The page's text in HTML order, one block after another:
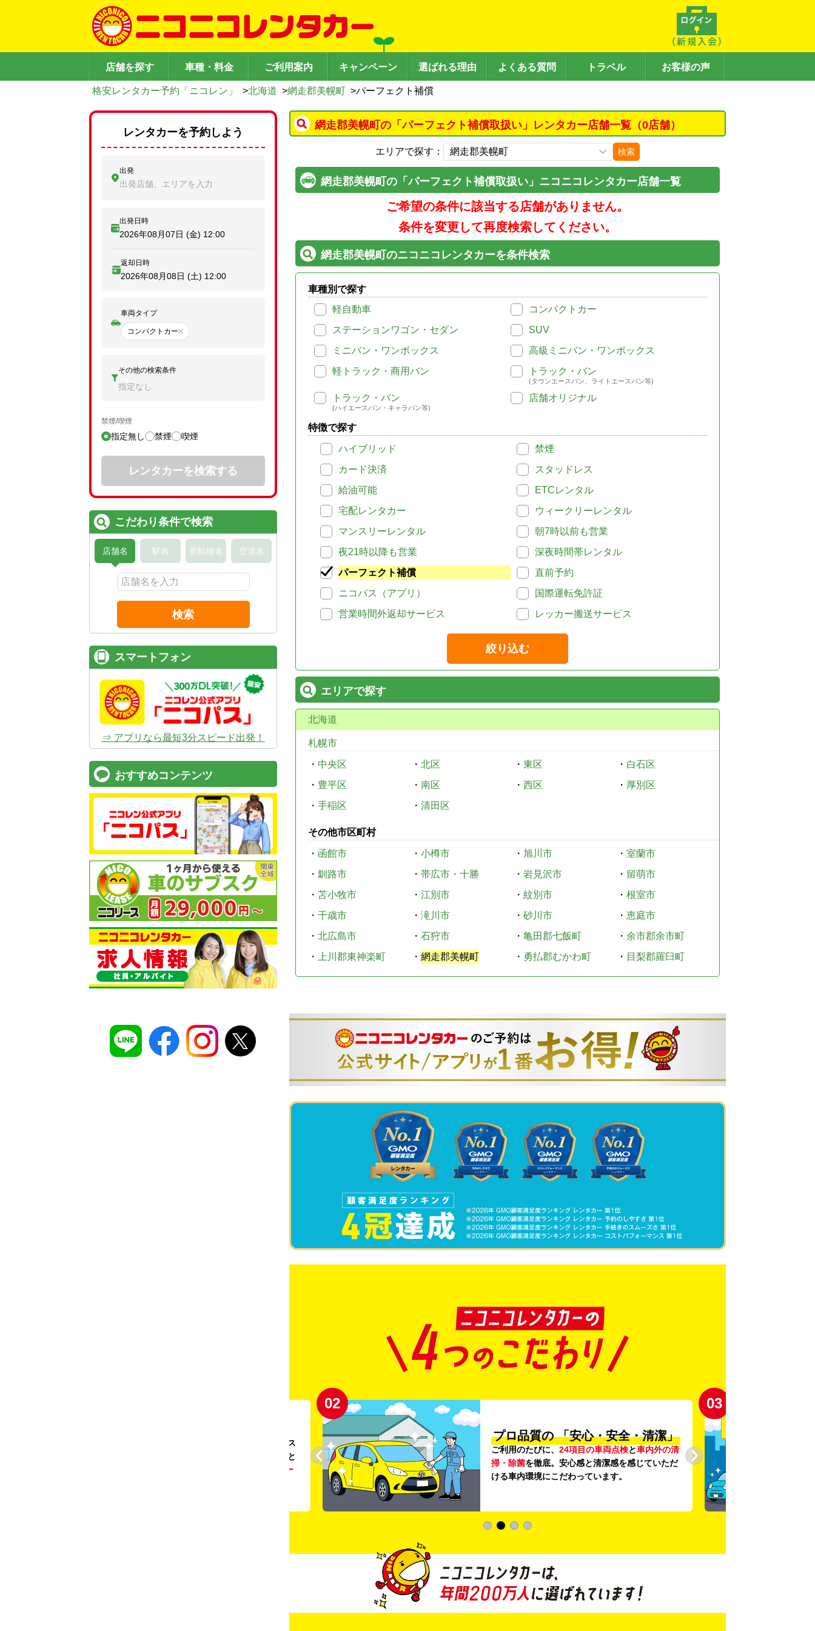
店舗を探す 車種・料金 ご利用案内 キャンペーン 選ばれる理由 よくある質問 トラベル お客様の声
格安レンタカー予約「ニコレン」 >北海道 >網走郡美幌町 >パーフェクト補償
網走郡美幌町の「パーフェクト補償取扱い」レンタカー店舗一覧（0店舗）
エリアで探す： 検索
網走郡美幌町の「パーフェクト補償取扱い」ニコニコレンタカー店舗一覧
ご希望の条件に該当する店舗がありません。
条件を変更して再度検索してください。
網走郡美幌町のニコニコレンタカーを条件検索
車種別で探す
軽自動車
コンパクトカー
ステーションワゴン・セダン
SUV
ミニバン・ワンボックス
高級ミニバン・ワンボックス
軽トラック・商用バン
トラック・バン
(タウンエースバン、ライトエースバン等)
トラック・バン
(ハイエースバン・キャラバン等)
店舗オリジナル
特徴で探す
ハイブリッド
禁煙
カード決済
スタッドレス
給油可能
ETCレンタル
宅配レンタカー
ウィークリーレンタル
マンスリーレンタル
朝7時以前も営業
夜21時以降も営業
深夜時間帯レンタル
パーフェクト補償
直前予約
ニコパス（アプリ）
国際運転免許証
営業時間外返却サービス
レッカー搬送サービス
絞り込む
エリアで探す
北海道
札幌市
・ 中央区 ・ 北区 ・ 東区 ・ 白石区
・ 豊平区 ・ 南区 ・ 西区 ・ 厚別区
・ 手稲区 ・ 清田区
その他市区町村
・ 函館市 ・ 小樽市 ・ 旭川市 ・ 室蘭市
・ 釧路市 ・ 帯広市・十勝 ・ 岩見沢市 ・ 留萌市
・ 苫小牧市 ・ 江別市 ・ 紋別市 ・ 根室市
・ 千歳市 ・ 滝川市 ・ 砂川市 ・ 恵庭市
・ 北広島市 ・ 石狩市 ・ 亀田郡七飯町 ・ 余市郡余市町
・
上川郡東神楽町 ・ 網走郡美幌町 ・ 勇払郡むかわ町 ・ 目梨郡羅臼町
。ガソリンス
タンドや整備工場の既存インフラを活用すること
リー
02
プロ品質の 「安心・安全・清潔」
ご利用のたびに、 24項目の車両点検と車内外の清
掃・除菌を徹底。安心感と清潔感を感じていただ
ける車内環境にこだわっています。
03
レンタカーを予約しよう
出発
出発店舗、エリアを入力
出発日時
2026年08月07日 (金) 12:00
返却日時
2026年08月08日 (土) 12:00
車両タイプ
コンパクトカー
その他の検索条件
指定なし
禁煙/喫煙
指定無し 禁煙 喫煙
レンタカーを検索する
こだわり条件で検索
店舗名 駅名 新幹線名 空港名
検索
スマートフォン
⇒ アプリなら最短3分スピード出発！
おすすめコンテンツ